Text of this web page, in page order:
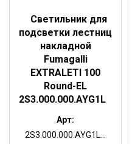
Светильник для
подсветки лестниц
накладной
Fumagalli
EXTRALETI 100
Round-EL
2S3.000.000.AYG1L
Арт:
2S3.000.000.AYG1L...